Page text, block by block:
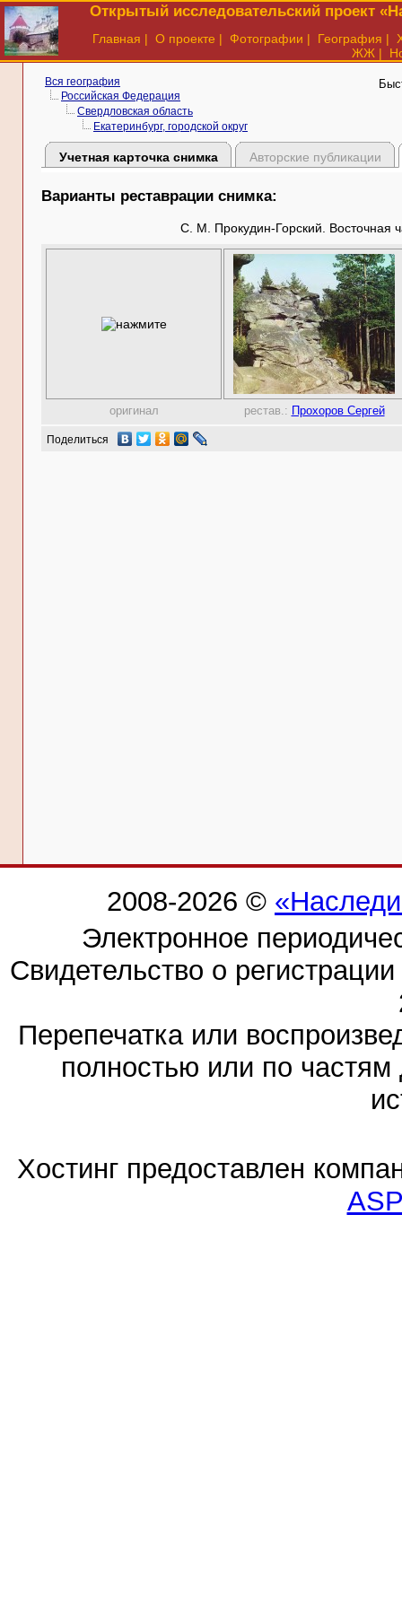
Открытый исследовательский проект
Главная | О проекте | Фотографии | География |
ЖЖ |
Вся география
Российская Федерация
Свердловская область
Екатеринбург, городской округ
Учетная карточка снимка Авторские публикации
Варианты реставрации снимка:
С. М. Прокудин-Горский. Восточная
оригинал рестав.: Прохоров Сергей
Поделиться
2008-2026 ©
Электронное
Свидетельство о
Перепечатка или
полностью или по частям
Хостинг предоставлен